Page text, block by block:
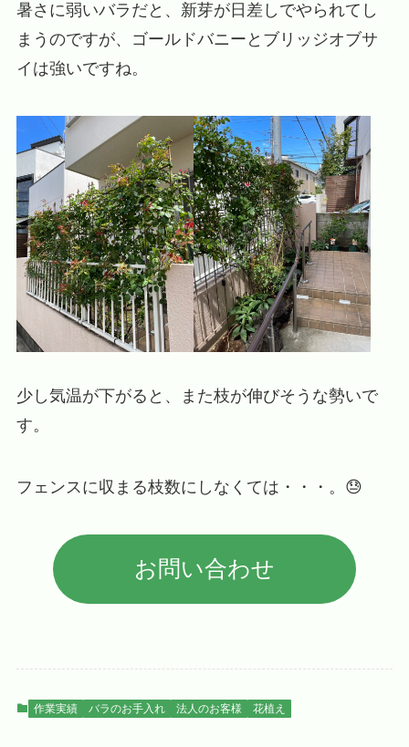
暑さに弱いバラだと、新芽が日差しでやられてし
まうのですが、ゴールドバニーとブリッジオブサ
イは強いですね。
少し気温が下がると、また枝が伸びそうな勢いで
す。
フェンスに収まる枝数にしなくては・・・。😓
お問い合わせ
作業実績 バラのお手入れ 法人のお客様 花植え